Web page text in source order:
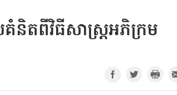
និតពីវិធីសាស្រ្តអភិក្រម